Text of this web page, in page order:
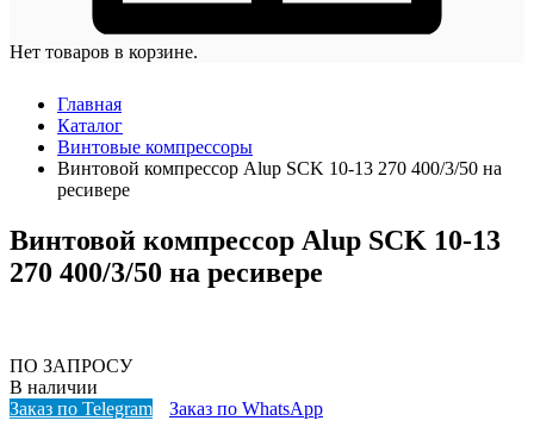
Нет товаров в корзине.
Главная
Каталог
Винтовые компрессоры
Винтовой компрессор Alup SCK 10-13 270 400/3/50 на
ресивере
Винтовой компрессор Alup SCK 10-13
270 400/3/50 на ресивере
ПО ЗАПРОСУ
В наличии
Заказ по Telegram
Заказ по WhatsApp